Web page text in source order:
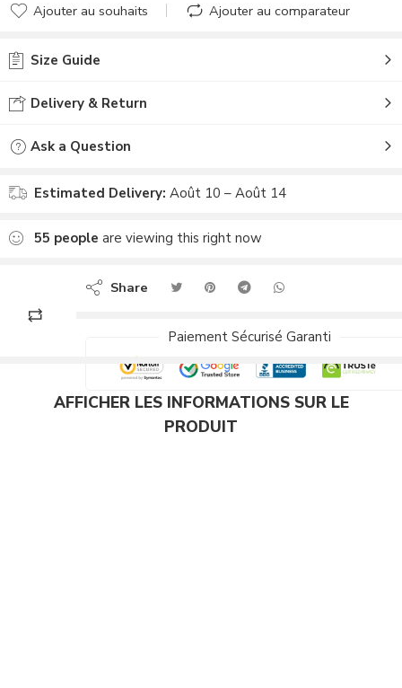
Ajouter au souhaits Ajouter au comparateur
Size Guide
Delivery & Return
Ask a Question
Estimated Delivery: Août 10 – Août 14
55 people are viewing this right now
Share
Paiement Sécurisé Garanti
AFFICHER LES INFORMATIONS SUR LE
PRODUIT